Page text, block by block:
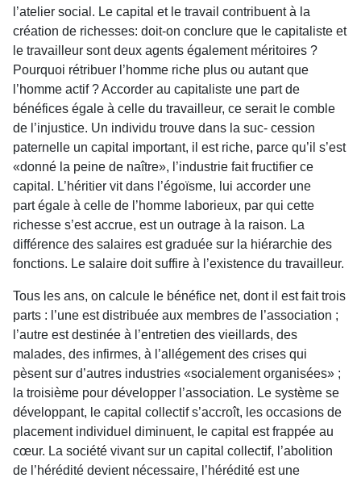
l’atelier social. Le capital et le travail contribuent à la
création de richesses: doit-on conclure que le capitaliste et
le travailleur sont deux agents également méritoires ?
Pourquoi rétribuer l’homme riche plus ou autant que
l’homme actif ? Accorder au capitaliste une part de
bénéfices égale à celle du travailleur, ce serait le comble
de l’injustice. Un individu trouve dans la suc- cession
paternelle un capital important, il est riche, parce qu’il s’est
«donné la peine de naître», l’industrie fait fructifier ce
capital. L’héritier vit dans l’égoïsme, lui accorder une
part égale à celle de l’homme laborieux, par qui cette
richesse s’est accrue, est un outrage à la raison. La
différence des salaires est graduée sur la hiérarchie des
fonctions. Le salaire doit suffire à l’existence du travailleur.
Tous les ans, on calcule le bénéfice net, dont il est fait trois
parts : l’une est distribuée aux membres de l’association ;
l’autre est destinée à l’entretien des vieillards, des
malades, des infirmes, à l’allégement des crises qui
pèsent sur d’autres industries «socialement organisées» ;
la troisième pour développer l’association. Le système se
développant, le capital collectif s’accroît, les occasions de
placement individuel diminuent, le capital est frappée au
cœur. La société vivant sur un capital collectif, l’abolition
de l’hérédité devient nécessaire, l’hérédité est une